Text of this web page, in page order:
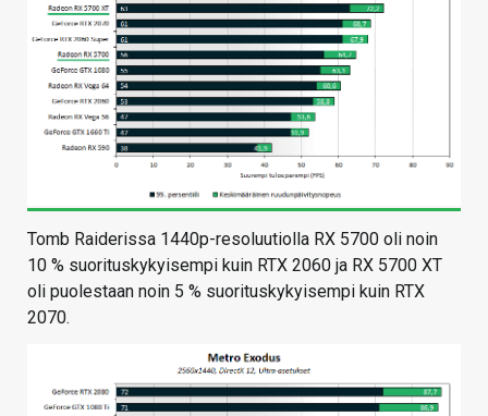
Tomb Raiderissa 1440p-resoluutiolla RX 5700 oli noin
10 % suorituskykyisempi kuin RTX 2060 ja RX 5700 XT
oli puolestaan noin 5 % suorituskykyisempi kuin RTX
2070.